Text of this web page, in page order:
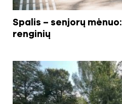
Spalis – senjorų
renginių